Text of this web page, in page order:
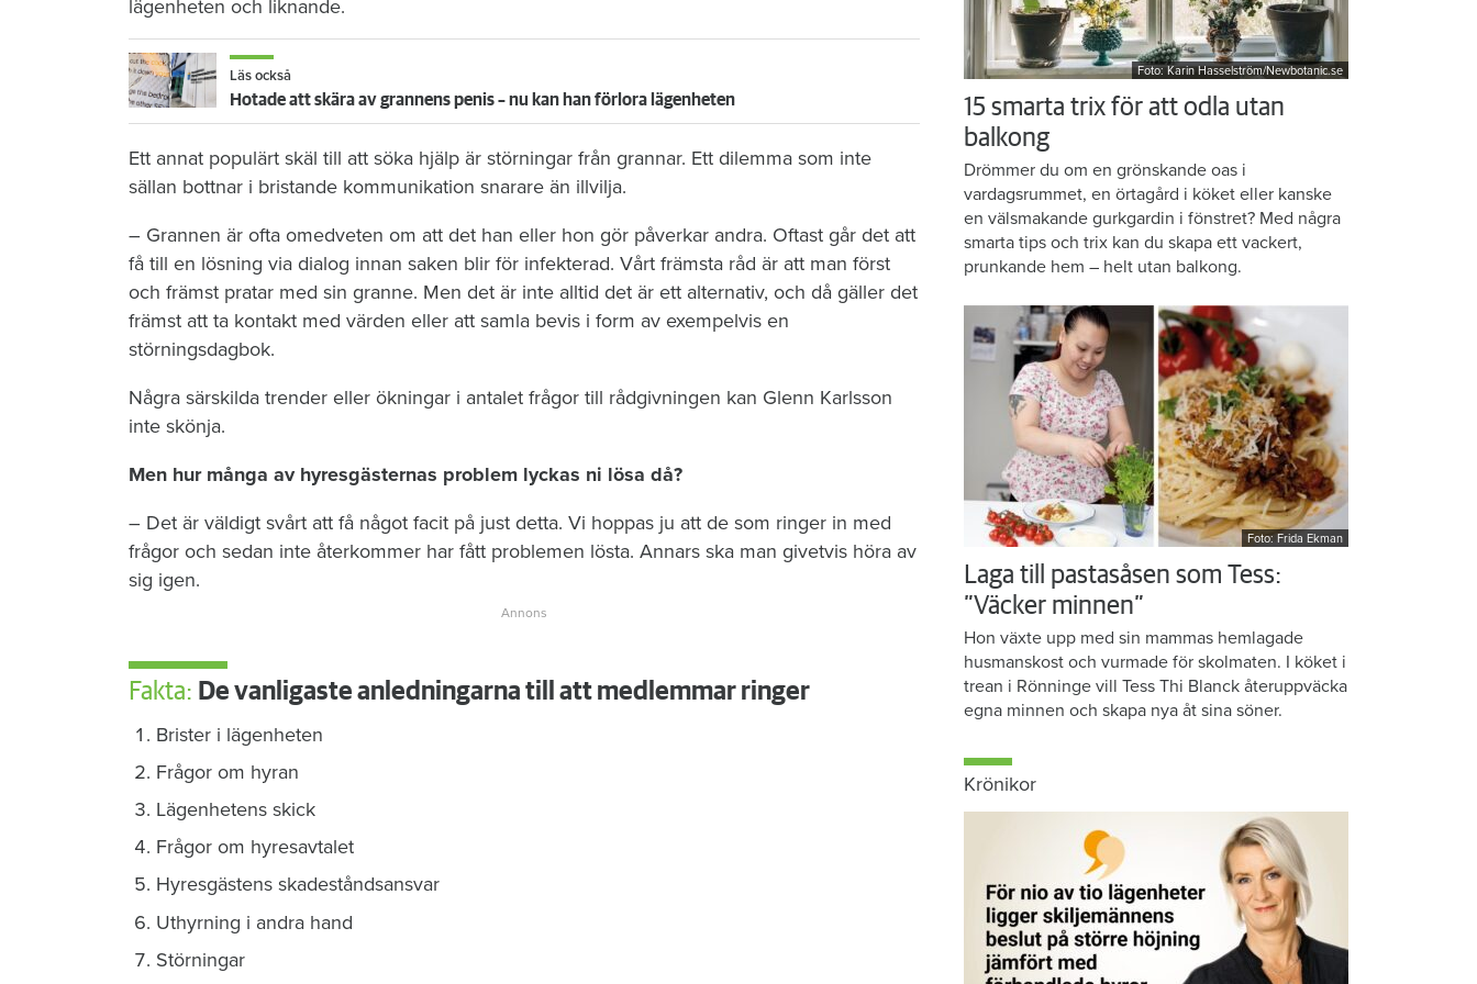
lägenheten och liknande.
Läs också
Hotade att skära av grannens penis – nu kan han förlora lägenheten
Ett annat populärt skäl till att söka hjälp är störningar från grannar. Ett dilemma som inte
sällan bottnar i bristande kommunikation snarare än illvilja.
– Grannen är ofta omedveten om att det han eller hon gör påverkar andra. Oftast går det att
få till en lösning via dialog innan saken blir för infekterad. Vårt främsta råd är att man först
och främst pratar med sin granne. Men det är inte alltid det är ett alternativ, och då gäller det
främst att ta kontakt med värden eller att samla bevis i form av exempelvis en
störningsdagbok.
Några särskilda trender eller ökningar i antalet frågor till rådgivningen kan Glenn Karlsson
inte skönja.
Men hur många av hyresgästernas problem lyckas ni lösa då?
– Det är väldigt svårt att få något facit på just detta. Vi hoppas ju att de som ringer in med
frågor och sedan inte återkommer har fått problemen lösta. Annars ska man givetvis höra av
sig igen.
Fakta: De vanligaste anledningarna till att medlemmar ringer
Brister i lägenheten
Frågor om hyran
Lägenhetens skick
Frågor om hyresavtalet
Hyresgästens skadeståndsansvar
Uthyrning i andra hand
Störningar
Foto: Karin Hasselström/Newbotanic.se
15 smarta trix för att odla utan
balkong
Drömmer du om en grönskande oas i
vardagsrummet, en örtagård i köket eller kanske
en välsmakande gurkgardin i fönstret? Med några
smarta tips och trix kan du skapa ett vackert,
prunkande hem – helt utan balkong.
Foto: Frida Ekman
Laga till pastasåsen som Tess:
”Väcker minnen”
Hon växte upp med sin mammas hemlagade
husmanskost och vurmade för skolmaten. I köket i
trean i Rönninge vill Tess Thi Blanck återuppväcka
egna minnen och skapa nya åt sina söner.
Krönikor